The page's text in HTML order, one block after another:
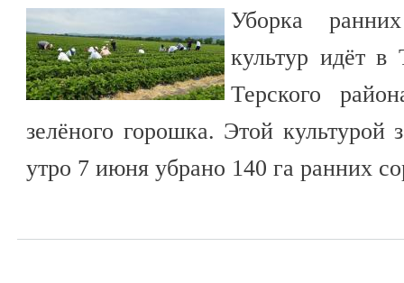
Уборка
культур идёт в
Терского
зелёного горошка. Этой культурой
утро 7 июня убрано 140 га ранних